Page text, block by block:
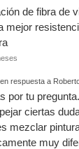
de fibra de
mejor
respuesta a
por tu
ciertas
mezclar
muy